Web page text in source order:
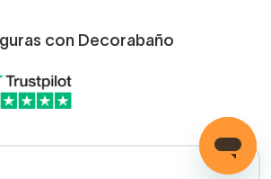
con Decorabaño